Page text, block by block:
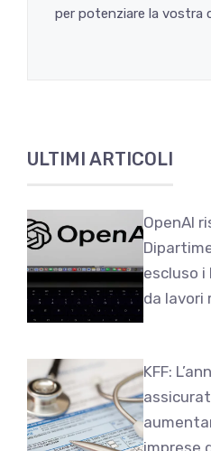
per potenziare la vostra
ULTIMI ARTICOLI
OpenAI
escluso
da lavori
KFF:
imprese